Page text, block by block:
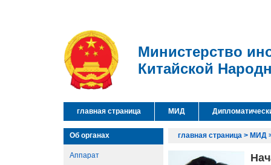
Министерство
Китайской
главная страница МИД
Об органах
Аппарат
главная страница > МИД